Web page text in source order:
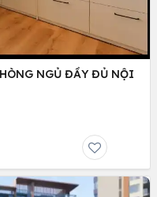
NGỦ ĐẦY ĐỦ NỘI